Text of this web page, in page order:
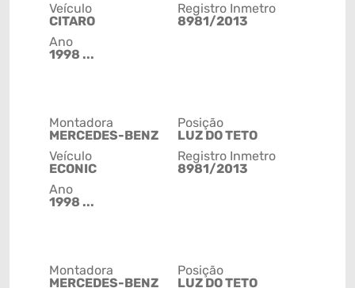
Veículo
CITARO
Ano
1998 ...
Registro Inmetro
8981/2013
Montadora
MERCEDES-BENZ
Veículo
ECONIC
Ano
1998 ...
Posição
LUZ DO TETO
Registro Inmetro
8981/2013
Montadora
MERCEDES-BENZ
Posição
LUZ DO TETO